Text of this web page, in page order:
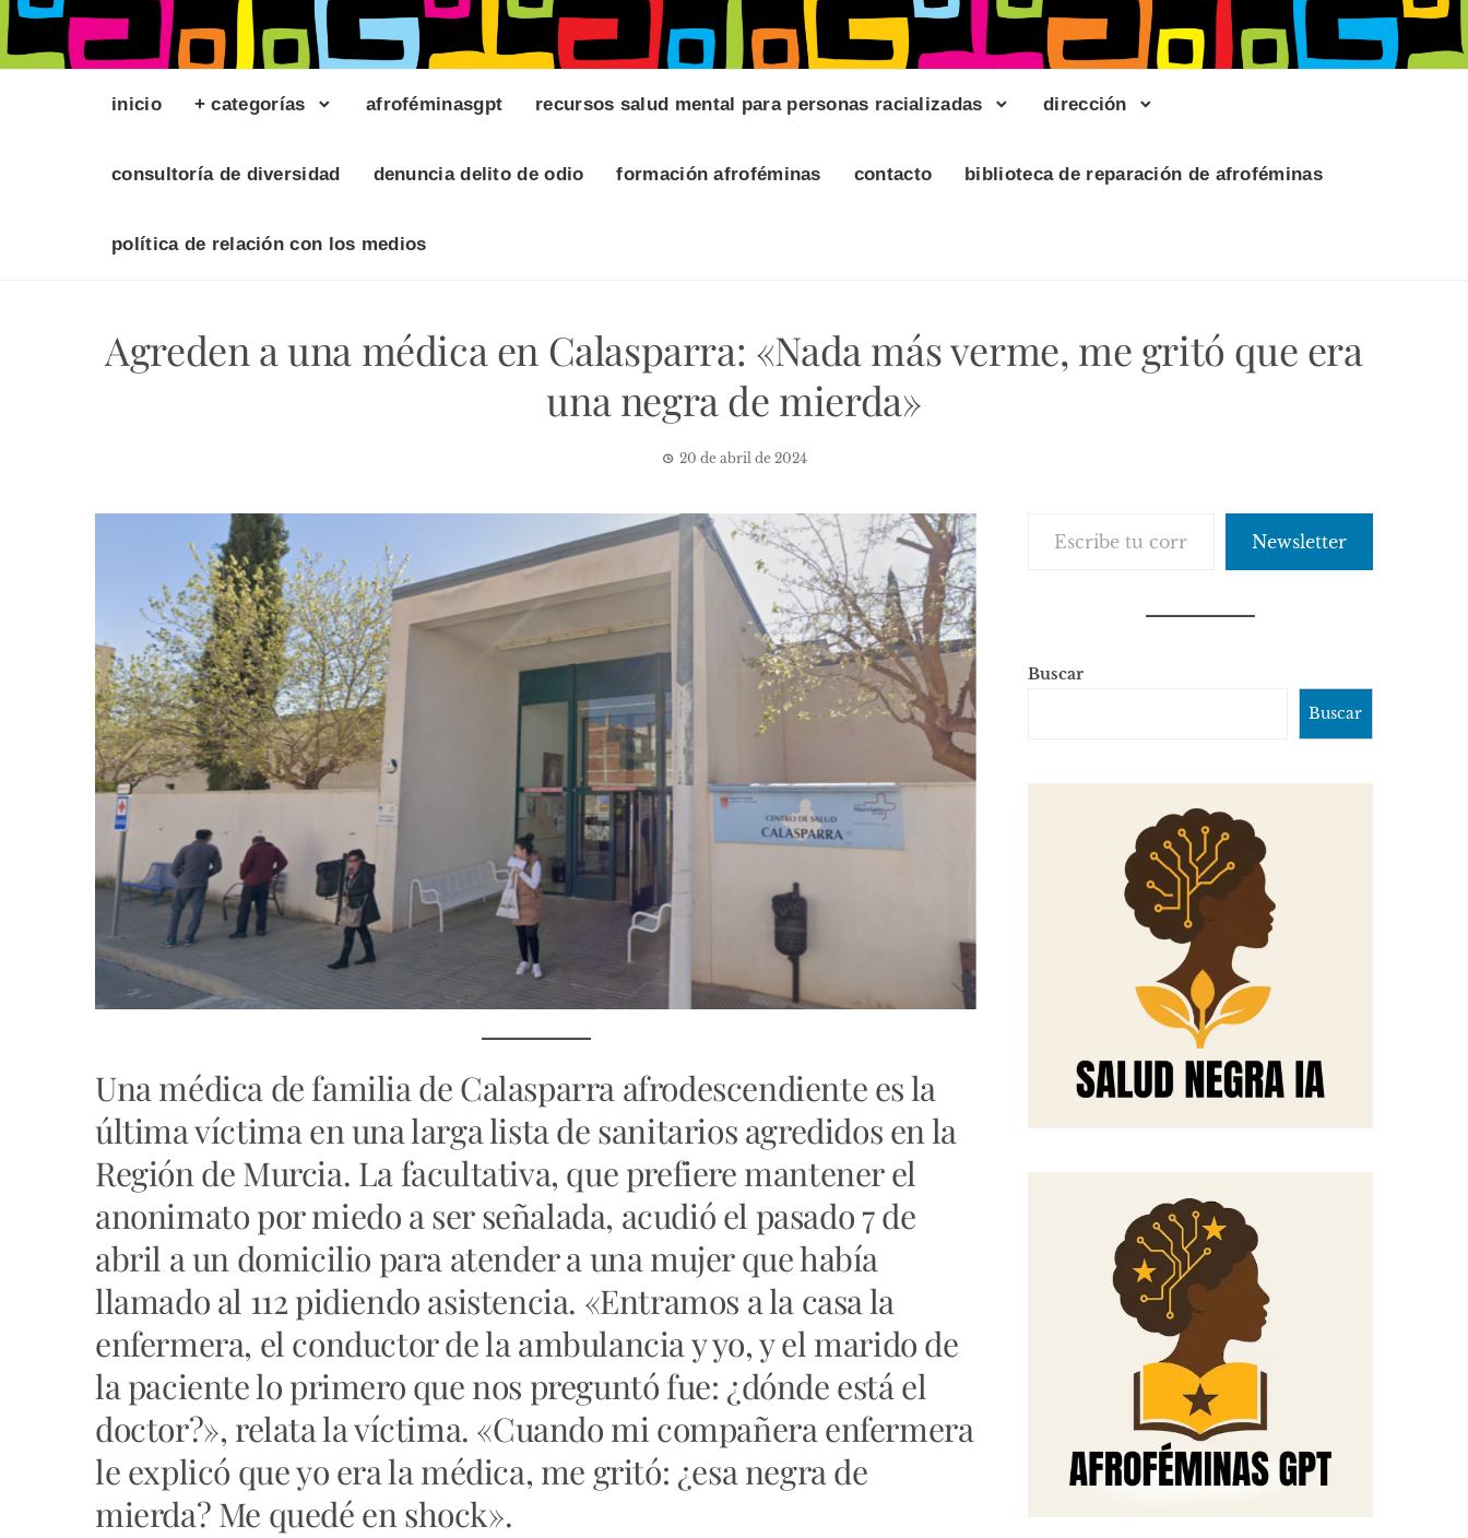
inicio + categorías afroféminasgpt recursos salud mental para personas racializadas dirección
consultoría de diversidad denuncia delito de odio formación afroféminas contacto biblioteca de reparación de afroféminas
política de relación con los medios
Agreden a una médica en Calasparra: «Nada más verme, me gritó que era
una negra de mierda»
20 de abril de 2024
Una médica de familia de Calasparra afrodescendiente es la
última víctima en una larga lista de sanitarios agredidos en la
Región de Murcia. La facultativa, que prefiere mantener el
anonimato por miedo a ser señalada, acudió el pasado 7 de
abril a un domicilio para atender a una mujer que había
llamado al 112 pidiendo asistencia. «Entramos a la casa la
enfermera, el conductor de la ambulancia y yo, y el marido de
la paciente lo primero que nos preguntó fue: ¿dónde está el
doctor?», relata la víctima. «Cuando mi compañera enfermera
le explicó que yo era la médica, me gritó: ¿esa negra de
mierda? Me quedé en shock».
Newsletter
Buscar
Buscar